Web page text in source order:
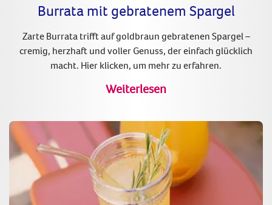
Burrata mit gebratenem Spargel
Zarte Burrata trifft auf goldbraun gebratenen Spargel –
cremig, herzhaft und voller Genuss, der einfach glücklich
macht. Hier klicken, um mehr zu erfahren.
Weiterlesen